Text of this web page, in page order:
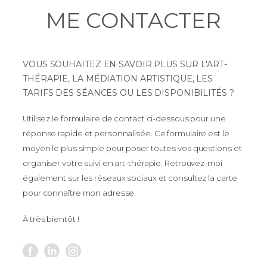
ME CONTACTER
VOUS SOUHAITEZ EN SAVOIR PLUS SUR L'ART-
THÉRAPIE, LA MÉDIATION ARTISTIQUE, LES
TARIFS DES SÉANCES OU LES DISPONIBILITÉS ?
Utilisez le formulaire de contact ci-dessous pour une
réponse rapide et personnalisée. Ce formulaire est le
moyen le plus simple pour poser toutes vos questions et
organiser votre suivi en art-thérapie. Retrouvez-moi
également sur les réseaux sociaux et consultez la carte
pour connaître mon adresse.
À très bientôt !